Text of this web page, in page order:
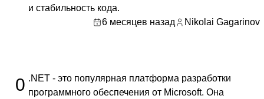
и стабильность кода.
6 месяцев назад
Nikolai Gagarinov
0 .NET - это популярная платформа разработки
программного обеспечения от Microsoft. Она